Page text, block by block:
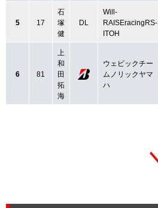
5 17
石
塚
健
DL
Will-
RAISEracingRS-
ITOH
6 81
上
和
田
拓
海
ウェビックチー
ムノリックヤマ
ハ